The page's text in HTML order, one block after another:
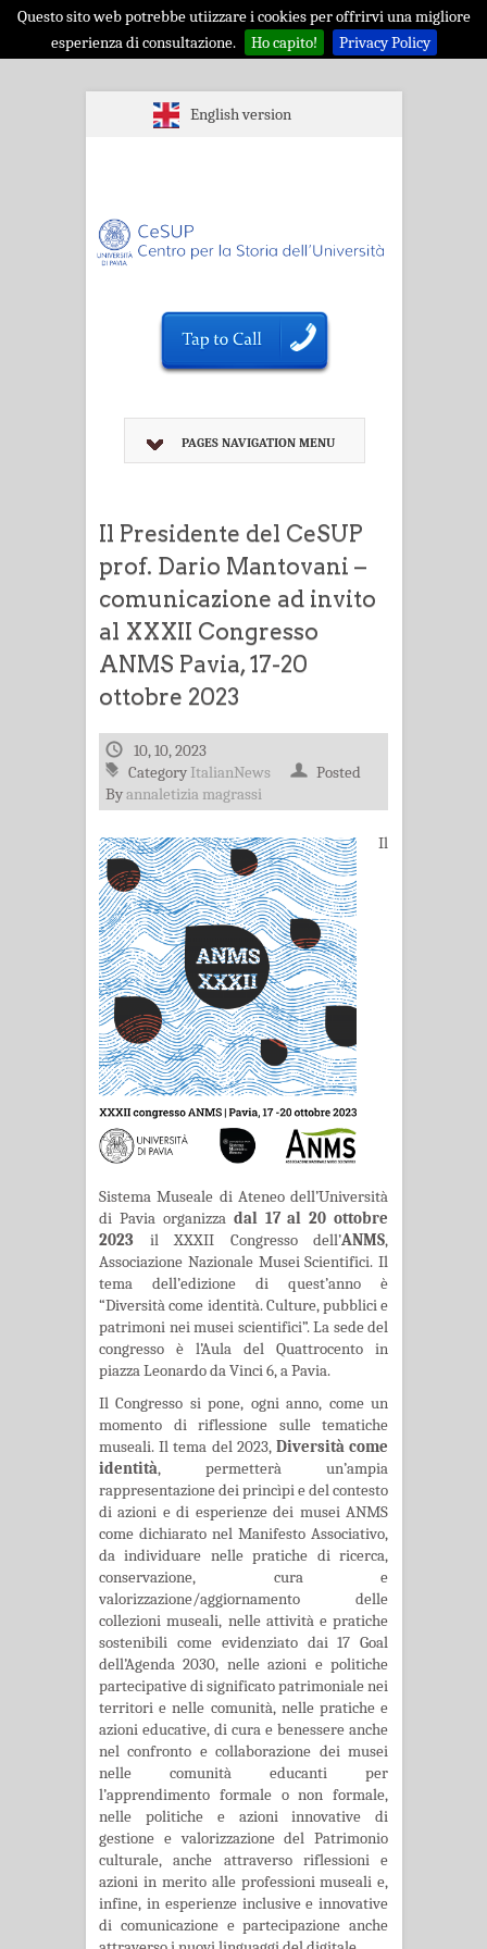
Questo sito web potrebbe utiizzare i cookies per offrirvi una migliore
esperienza di consultazione.
Ho capito! Privacy Policy
English version
PAGES NAVIGATION MENU
Il Presidente del CeSUP
prof. Dario Mantovani –
comunicazione ad invito
al XXXII Congresso
ANMS Pavia, 17-20
ottobre 2023
10, 10, 2023
Category ItalianNews
Posted
Byannaletizia magrassi
Il
Sistema Museale di Ateneo dell’Università
di Pavia organizza dal 17 al 20 ottobre
2023 il XXXII Congresso dell’ANMS,
Associazione Nazionale Musei Scientifici. Il
tema dell’edizione di quest’anno è
“Diversità come identità. Culture, pubblici e
patrimoni nei musei scientifici”. La sede del
congresso è l’Aula del Quattrocento in
piazza Leonardo da Vinci 6, a Pavia.
Il Congresso si pone, ogni anno, come un
momento di riflessione sulle tematiche
museali. Il tema del 2023,Diversità come
identità, permetterà un’ampia
rappresentazione dei princìpi e del contesto
di azioni e di esperienze dei musei ANMS
come dichiarato nel Manifesto Associativo,
da individuare nelle pratiche di ricerca,
conservazione, cura e
valorizzazione/aggiornamento delle
collezioni museali, nelle attività e pratiche
sostenibili come evidenziato dai 17 Goal
dell’Agenda 2030, nelle azioni e politiche
partecipative di significato patrimoniale nei
territori e nelle comunità, nelle pratiche e
azioni educative, di cura e benessere anche
nel confronto e collaborazione dei musei
nelle comunità educanti per
l’apprendimento formale o non formale,
nelle politiche e azioni innovative di
gestione e valorizzazione del Patrimonio
culturale, anche attraverso riflessioni e
azioni in merito alle professioni museali e,
infine, in esperienze inclusive e innovative
di comunicazione e partecipazione anche